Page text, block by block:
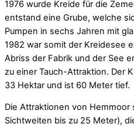
1976 wurde Kreide für die
entstand eine Grube, welche
Pumpen in sechs Jahren mit
1982 war somit der Kreidesee
Abriss der Fabrik und der See
zu einer Tauch-Attraktion. Der
33 Hektar und ist 60 Meter tief.
Die Attraktionen von Hemmoor
Sichtweiten bis zu 25 Meter),